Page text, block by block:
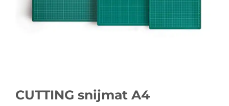
CUTTING snijmat A4